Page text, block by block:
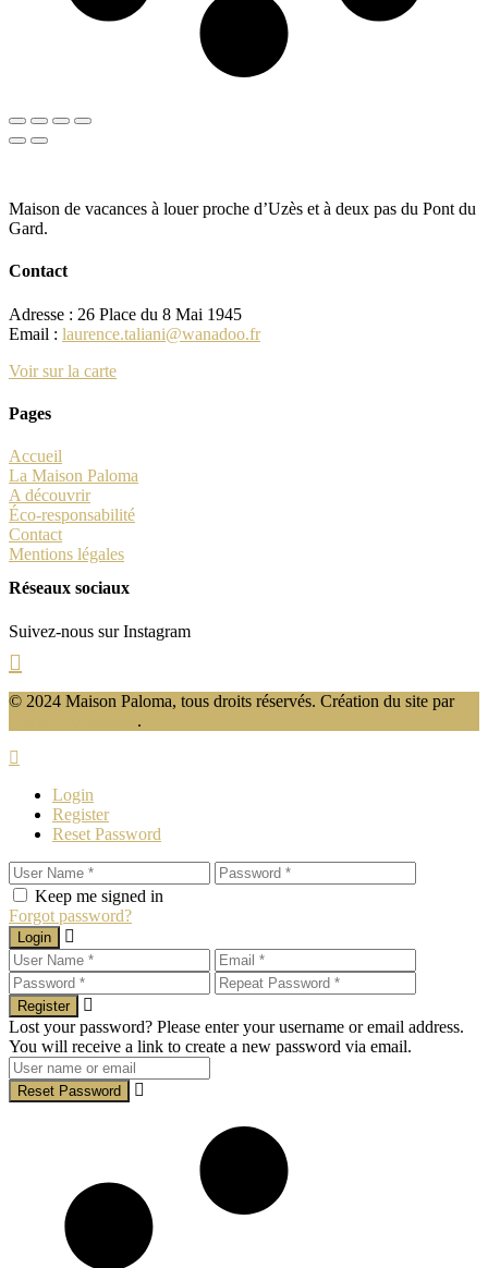
Maison de vacances à louer proche d’Uzès et à deux pas du Pont du
Gard.
Contact
Adresse : 26 Place du 8 Mai 1945
Email : laurence.taliani@wanadoo.fr
Voir sur la carte
Pages
Accueil
La Maison Paloma
A découvrir
Éco-responsabilité
Contact
Mentions légales
Réseaux sociaux
Suivez-nous sur Instagram
© 2024 Maison Paloma, tous droits réservés. Création du site par
.
Login
Register
Reset Password
Keep me signed in
Forgot password?
Login
Register
Lost your password? Please enter your username or email address.
You will receive a link to create a new password via email.
Reset Password